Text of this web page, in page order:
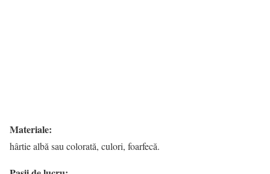
Materiale:
hârtie albă sau colorată, culori, foarfecă.